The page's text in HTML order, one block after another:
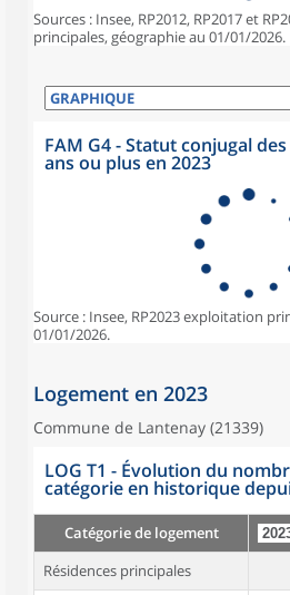
Sources : Insee, RP2012, RP2017 et
principales, géographie au 01/01/2026.
FAM G4 - Statut conjugal
ans ou plus en 2023
Source : Insee, RP2023 exploitation
01/01/2026.
Logement en 2023
Commune de Lantenay (21339)
LOG T1 - Évolution du
catégorie en historique
Catégorie de logement
Résidences principales